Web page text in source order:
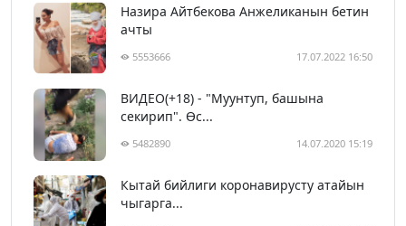
Назира Айтбекова Анжеликанын бетин
ачты
5553666 17.07.2022 16:50
ВИДЕО(+18) - "Муунтуп, башына
секирип". Өс...
5482890 14.07.2020 15:19
Кытай бийлиги коронавирусту атайын
чыгарга...